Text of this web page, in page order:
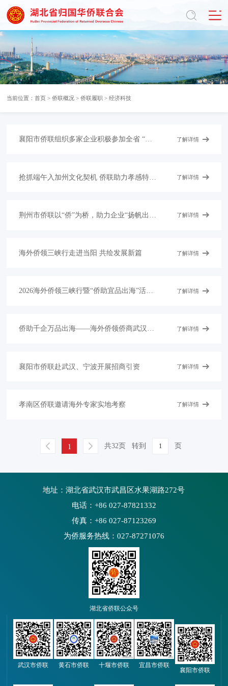
当前位置：首页 >侨联概况 >侨联履职 >经济科技
襄阳市侨联组织多家企业积极参加全省 “侨助千企万品出海”行动推进活动 了解详情
了解详情
了解详情
海外侨领三峡行走进当阳 共绘发展新篇 了解详情
2026海外侨领三峡行暨“侨助宜品出海”活动圆满举行 了解详情
侨助千企万品出海——海外侨领侨商武汉行”推介交流活动圆满举行 了解详情
襄阳市侨联赴武汉、宁波开展招商引资 了解详情
孝南区侨联邀请海外专家实地考察 了解详情
1 共32页 转到 页
地址：湖北省武汉市武昌区水果湖路272号
电话：+86 027-87821332
传真：+86 027-87123269
为侨服务热线：027-87271076
湖北省侨联公众号
武汉市侨联 黄石市侨联 十堰市侨联 宜昌市侨联
襄阳市侨联